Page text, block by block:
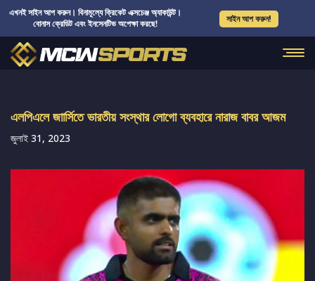
এখনই সাইন আপ করুন। বিনামূল্যে ক্রিকেট এক্সচেঞ্জ অ্যাকাউন্ট।
বোনাস ক্রেডিট এবং ইনসেনটিভ অপেক্ষা করছে!
সাইন আপ করুন!
এলপিএলে জাার্সিতে ভারতীয় সংস্থার লোগো ব্যবহারে নারাজ বাবর আজম
জুলাই 31, 2023